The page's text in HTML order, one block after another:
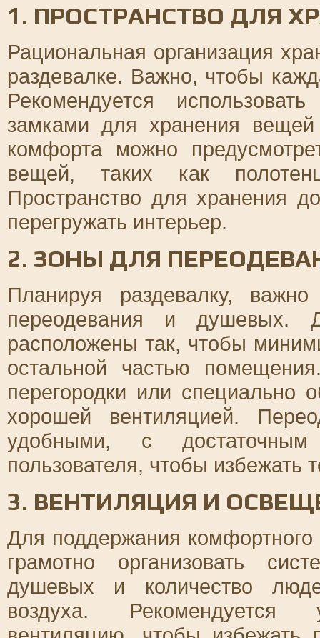
1. ПРОСТРАНСТВО ДЛЯ
Рациональная организация
раздевалке. Важно, чтобы
Рекомендуется
замками для хранения
комфорта можно
вещей, таких как
Пространство для хранения
перегружать интерьер.
2. ЗОНЫ ДЛЯ
Планируя раздевалку,
переодевания и душевых.
расположены так, чтобы
остальной частью
перегородки или
хорошей вентиляцией.
удобными, с
пользователя, чтобы избежать
3. ВЕНТИЛЯЦИЯ И
Для поддержания
грамотно организовать
душевых и количество
воздуха. Рекомендуется